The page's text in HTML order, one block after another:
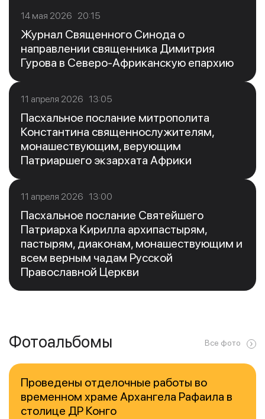
14 мая 2026 20:15
Журнал Священного Синода о
направлении священника Димитрия
Гурова в Северо-Африканскую епархию
11 апреля 2026 13:05
Пасхальное послание митрополита
Константина священнослужителям,
монашествующим, верующим
Патриаршего экзархата Африки
11 апреля 2026 13:00
Пасхальное послание Святейшего
Патриарха Кирилла архипастырям,
пастырям, диаконам, монашествующим и
всем верным чадам Русской
Православной Церкви
Фотоальбомы Все фото
Проведены отделочные работы во
временном храме Архангела Рафаила в
столице ДР Конго